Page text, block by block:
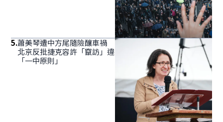
5.蕭美琴遭中方尾隨險釀車禍
北京反批捷克容許「竄訪」違
「一中原則」